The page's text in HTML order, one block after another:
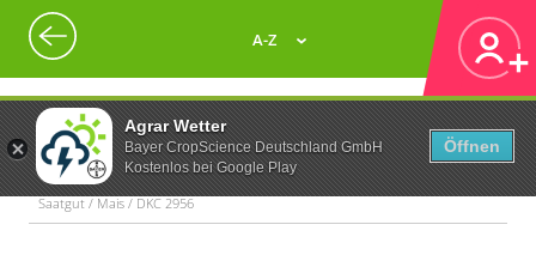
Agrar Wetter
Bayer CropScience Deutschland GmbH
Kostenlos bei Google Play
Öffnen
A-Z
Saatgut / Mais / DKC 2956